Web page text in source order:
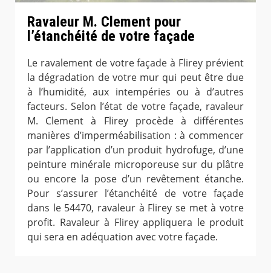
Ravaleur M. Clement pour
l’étanchéité de votre façade
Le ravalement de votre façade à Flirey prévient
la dégradation de votre mur qui peut être due
à l’humidité, aux intempéries ou à d’autres
facteurs. Selon l’état de votre façade, ravaleur
M. Clement à Flirey procède à différentes
manières d’imperméabilisation : à commencer
par l’application d’un produit hydrofuge, d’une
peinture minérale microporeuse sur du plâtre
ou encore la pose d’un revêtement étanche.
Pour s’assurer l’étanchéité de votre façade
dans le 54470, ravaleur à Flirey se met à votre
profit. Ravaleur à Flirey appliquera le produit
qui sera en adéquation avec votre façade.